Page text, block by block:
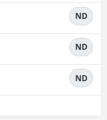
ND
ND
ND